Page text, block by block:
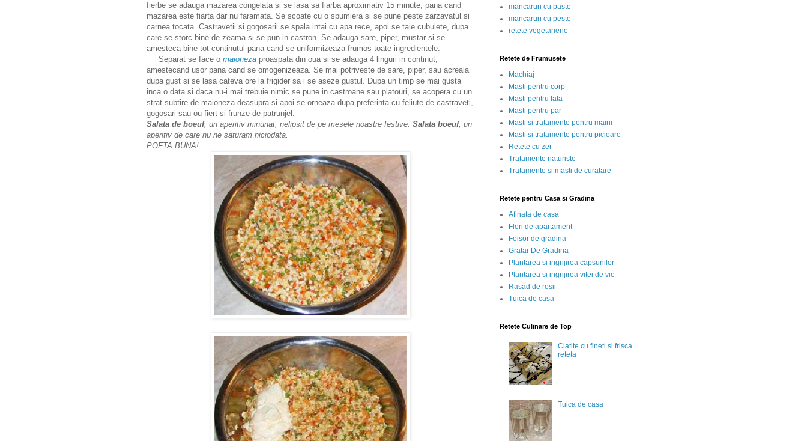
fierbe se adauga mazarea congelata si se lasa sa fiarba aproximativ 15 minute, pana cand
mazarea este fiarta dar nu faramata. Se scoate cu o spumiera si se pune peste zarzavatul si
carnea tocata. Castravetii si gogosarii se spala intai cu apa rece, apoi se taie cubulete, dupa
care se storc bine de zeama si se pun in castron. Se adauga sare, piper, mustar si se
amesteca bine tot continutul pana cand se uniformizeaza frumos toate ingredientele.
Separat se face o maioneza proaspata din oua si se adauga 4 linguri in continut,
amestecand usor pana cand se omogenizeaza. Se mai potriveste de sare, piper, sau acreala
dupa gust si se lasa cateva ore la frigider sa i se aseze gustul. Dupa un timp se mai gusta
inca o data si daca nu-i mai trebuie nimic se pune in castroane sau platouri, se acopera cu un
strat subtire de maioneza deasupra si apoi se orneaza dupa preferinta cu feliute de castraveti,
gogosari sau ou fiert si frunze de patrunjel.
Salata de boeuf, un aperitiv minunat, nelipsit de pe mesele noastre festive. Salata boeuf, un
aperitiv de care nu ne saturam niciodata.
POFTA BUNA!
mancaruri cu paste
mancaruri cu peste
retete vegetariene
Retete de Frumusete
Machiaj
Masti pentru corp
Masti pentru fata
Masti pentru par
Masti si tratamente pentru maini
Masti si tratamente pentru picioare
Retete cu zer
Tratamente naturiste
Tratamente si masti de curatare
Retete pentru Casa si Gradina
Afinata de casa
Flori de apartament
Foisor de gradina
Gratar De Gradina
Plantarea si ingrijirea capsunilor
Plantarea si ingrijirea vitei de vie
Rasad de rosii
Tuica de casa
Retete Culinare de Top
Clatite cu fineti si frisca
reteta
Tuica de casa